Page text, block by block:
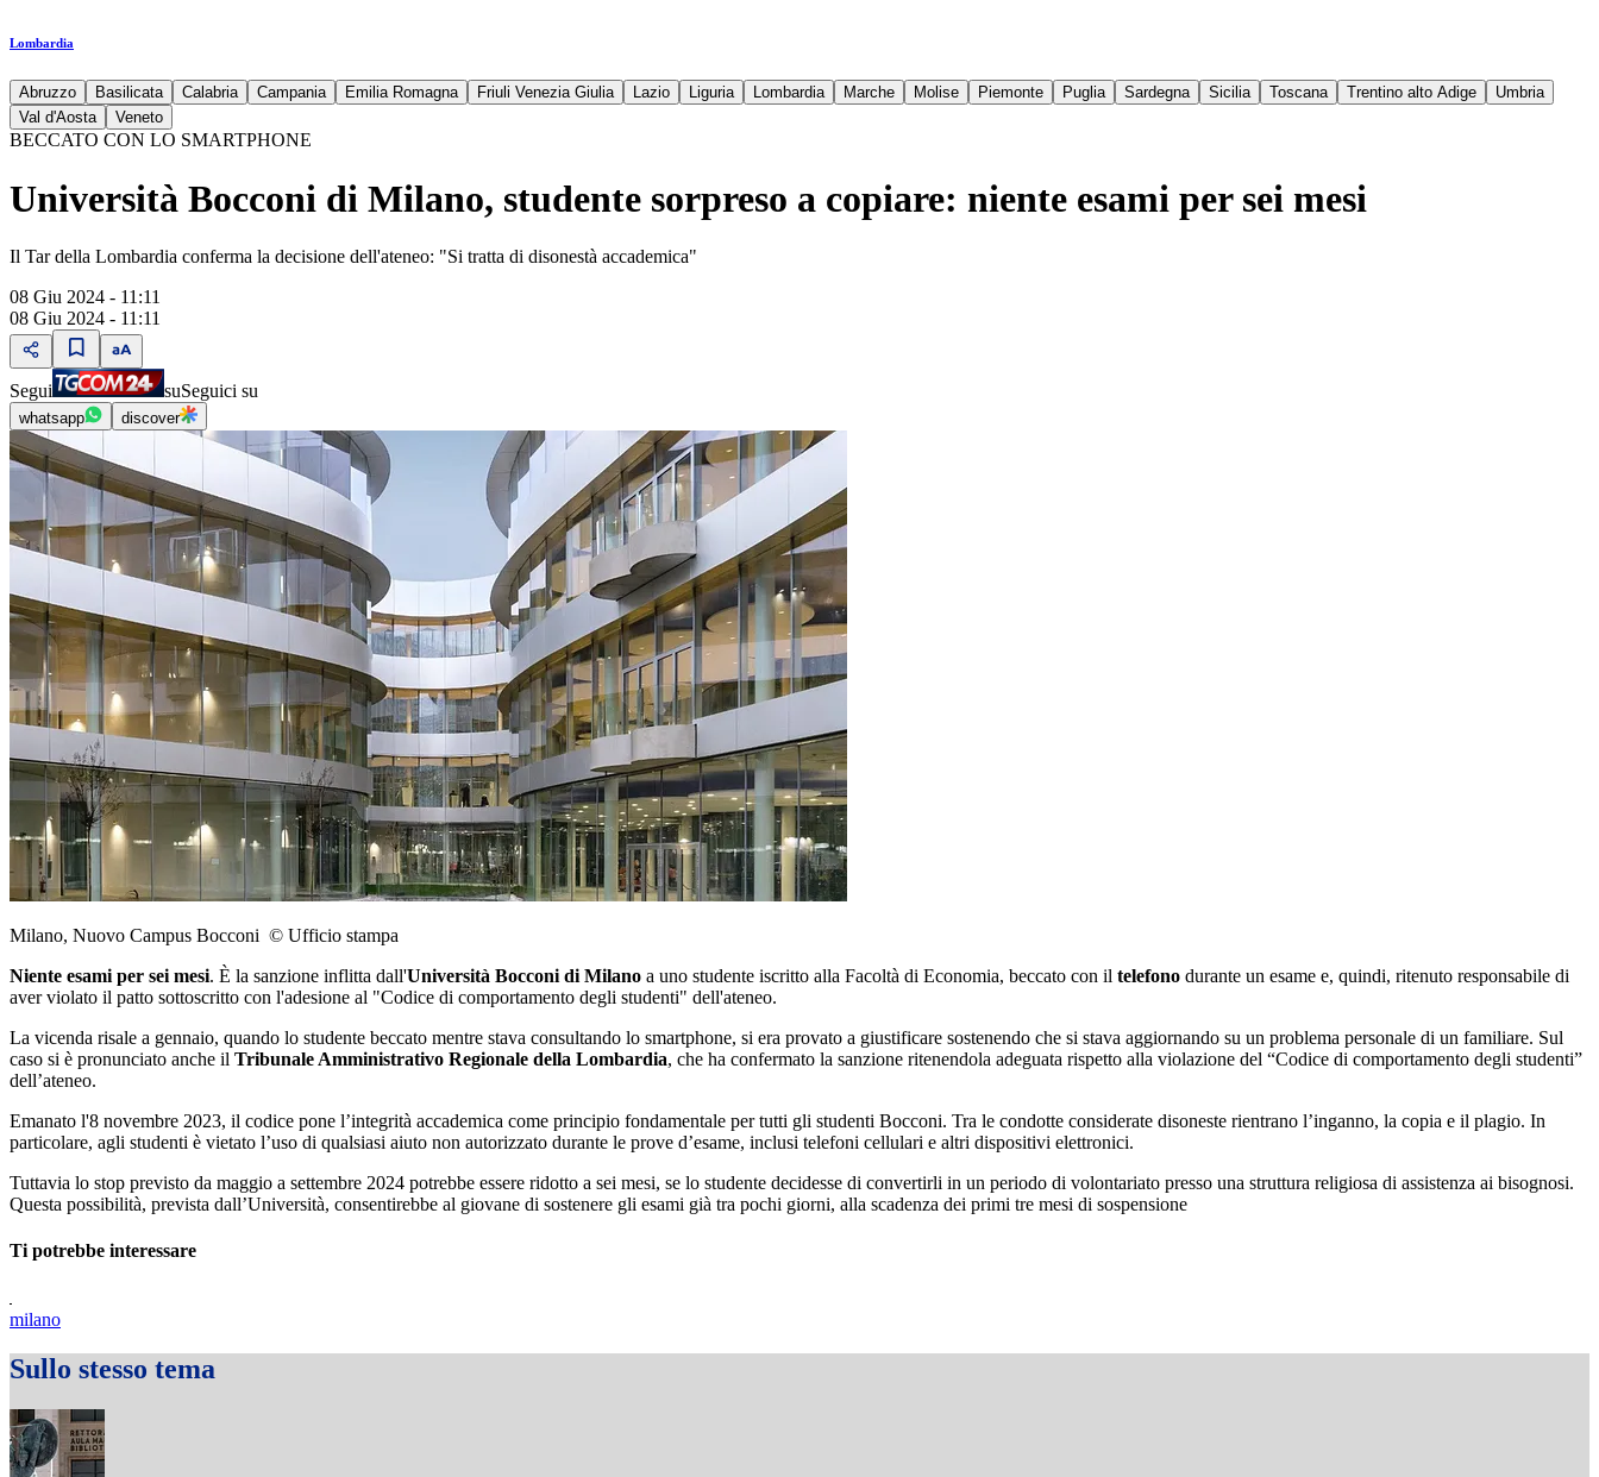
Lombardia
Abruzzo Basilicata Calabria Campania Emilia Romagna Friuli Venezia Giulia Lazio Liguria Lombardia Marche Molise Piemonte Puglia Sardegna Sicilia Toscana Trentino alto Adige
Umbria
Val d'Aosta
Veneto
BECCATO CON LO SMARTPHONE
Università Bocconi di Milano, studente sorpreso a copiare: niente esami per sei mesi
Il Tar della Lombardia conferma la decisione dell'ateneo: "Si tratta di disonestà accademica"
08 Giu 2024 - 11:11
08 Giu 2024 - 11:11
Segui suSeguici su
whatsapp discover
Milano, Nuovo Campus Bocconi © Ufficio stampa
Niente esami per sei mesi. È la sanzione inflitta dall'Università Bocconi di Milano a uno studente iscritto alla Facoltà di Economia, beccato con il telefono durante un esame e, quindi, ritenuto responsabile di
aver violato il patto sottoscritto con l'adesione al "Codice di comportamento degli studenti" dell'ateneo.
La vicenda risale a gennaio, quando lo studente beccato mentre stava consultando lo smartphone, si era provato a giustificare sostenendo che si stava aggiornando su un problema personale di un familiare. Sul
caso si è pronunciato anche il Tribunale Amministrativo Regionale della Lombardia, che ha confermato la sanzione ritenendola adeguata rispetto alla violazione del “Codice di comportamento degli studenti”
dell’ateneo.
Emanato l'8 novembre 2023, il codice pone l’integrità accademica come principio fondamentale per tutti gli studenti Bocconi. Tra le condotte considerate disoneste rientrano l’inganno, la copia e il plagio. In
particolare, agli studenti è vietato l’uso di qualsiasi aiuto non autorizzato durante le prove d’esame, inclusi telefoni cellulari e altri dispositivi elettronici.
Tuttavia lo stop previsto da maggio a settembre 2024 potrebbe essere ridotto a sei mesi, se lo studente decidesse di convertirli in un periodo di volontariato presso una struttura religiosa di assistenza ai bisognosi.
Questa possibilità, prevista dall’Università, consentirebbe al giovane di sostenere gli esami già tra pochi giorni, alla scadenza dei primi tre mesi di sospensione
Ti potrebbe interessare
milano
Sullo stesso tema